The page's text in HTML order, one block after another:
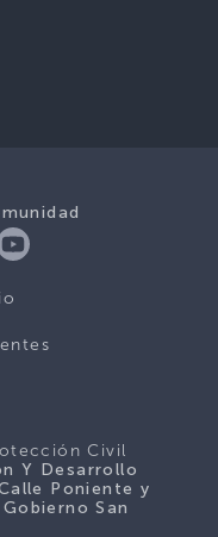
Civil
Y Desarrollo
Poniente y
San